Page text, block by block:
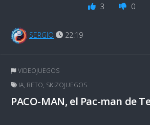
3 0
SERGIO 22:19
VIDEOJUEGOS
IA, RETO, SKIZOJUEGOS
PACO-MAN, el Pac-man de